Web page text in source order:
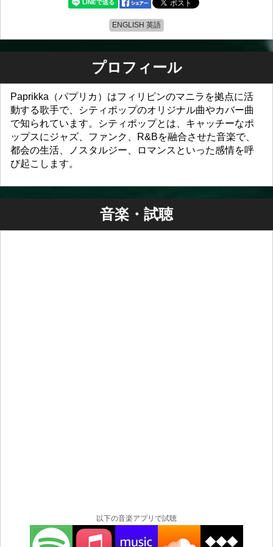
ENGLISH 英語
プロフィール
Paprikka（パプリカ）はフィリピンのマニラを拠点に活
動する歌手で、シティポップのオリジナル曲やカバー曲
で知られています。シティポップとは、キャッチーなポ
ップスにジャズ、ファンク、R&Bを融合させた音楽で、
都会の生活、ノスタルジー、ロマンスといった感情を呼
び起こします。
音楽・試聴
以下の音楽アプリで試聴